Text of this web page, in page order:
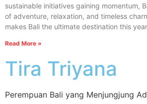
sustainable initiatives gaining momentum,
of adventure, relaxation, and timeless
makes Bali the ultimate destination this
Read More »
Tira Triyana
Perempuan Bali yang Menjungjung